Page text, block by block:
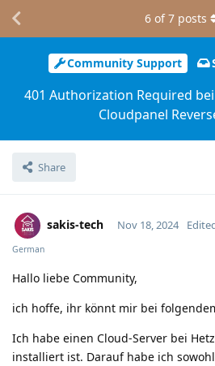
Community Support
401 Authorization Required
Cloudpanel
Share
6 of7 posts
sakis-tech Nov 18, 2024
German
Hallo liebe Community,
ich hoffe, ihr könnt mir bei
Ich habe einen Cloud-Server bei
installiert ist. Darauf habe ich